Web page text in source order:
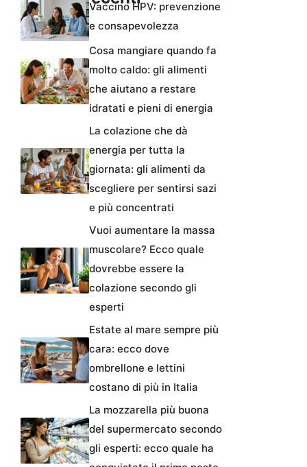
Vaccino HPV: prevenzione
e consapevolezza
Cosa mangiare quando fa
molto caldo: gli alimenti
che aiutano a restare
idratati e pieni di energia
La colazione che dà
energia per tutta la
giornata: gli alimenti da
scegliere per sentirsi sazi
e più concentrati
Vuoi aumentare la massa
muscolare? Ecco quale
dovrebbe essere la
colazione secondo gli
esperti
Estate al mare sempre più
cara: ecco dove
ombrellone e lettini
costano di più in Italia
La mozzarella più buona
del supermercato secondo
gli esperti: ecco quale ha